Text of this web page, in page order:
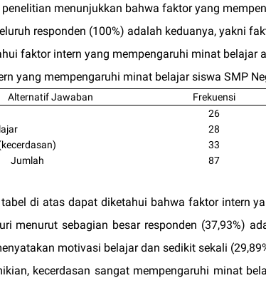
menunjukkan bahwa faktor yang
responden (100%) adalah keduanya, yakni
faktor intern yang mempengaruhi minat belajar
yang mempengaruhi minat belajar siswa SMP
Alternatif Jawaban Frekuensi
26
28
33
Jumlah
87
tabel di atas dapat diketahui bahwa faktor intern
menurut sebagian besar responden (37,93%)
motivasi belajar dan sedikit sekali
kecerdasan sangat mempengaruhi minat